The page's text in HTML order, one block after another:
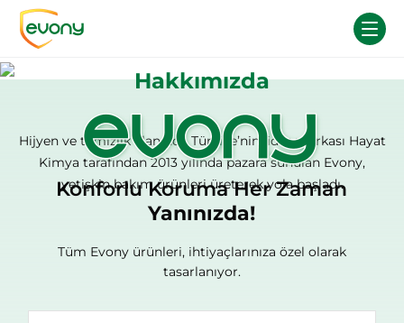
Hakkımızda
Hijyen ve temizlik alanında Türkiye’nin lider markası Hayat
Kimya tarafından 2013 yılında pazara sunulan Evony,
yetişkin bakım ürünleri üreterek yola başladı.
Konforlu Koruma Her Zaman
Yanınızda!
Tüm Evony ürünleri, ihtiyaçlarınıza özel olarak
tasarlanıyor.